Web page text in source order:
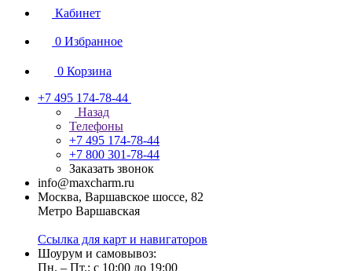
Кабинет
0 Избранное
0 Корзина
+7 495 174-78-44
Назад
Телефоны
+7 495 174-78-44
+7 800 301-78-44
Заказать звонок
info@maxcharm.ru
Москва, Варшавское шоссе, 82
Метро Варшавская
Ссылка для карт и навигаторов
Шоурум и самовывоз:
Пн. – Пт.: с 10:00 до 19:00